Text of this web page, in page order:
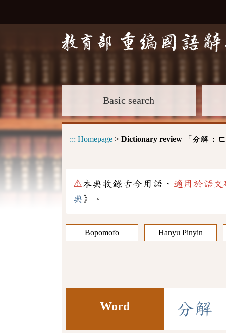
Basic search
::: Homepage > Dictionary review 「 分解 :
⚠本典收錄古今用語， 適用於語文
典》。
Bopomofo Hanyu Pinyin
Word 分解